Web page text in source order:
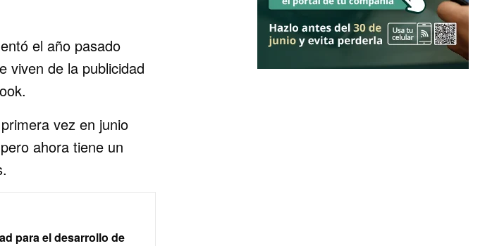
el año pasado
viven de la publicidad
vez en junio
ahora tiene un
para el desarrollo de